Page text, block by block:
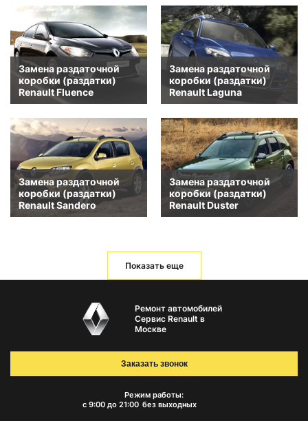
Замена раздаточной
коробки (раздатки)
Renault Fluence
Замена раздаточной
коробки (раздатки)
Renault Laguna
Замена раздаточной
коробки (раздатки)
Renault Sandero
Замена раздаточной
коробки (раздатки)
Renault Duster
Показать еще
Ремонт автомобилей
Сервис Renault в
Москве
Режим работы:
с 9:00 до 21:00 без выходных
Заказать звонок